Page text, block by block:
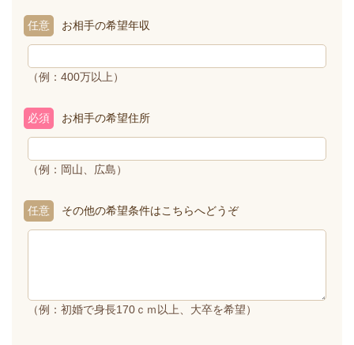
お相手の希望年収
任意
（例：400万以上）
お相手の希望住所
必須
（例：岡山、広島）
その他の希望条件はこちらへどうぞ
任意
（例：初婚で身長170ｃｍ以上、大卒を希望）